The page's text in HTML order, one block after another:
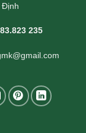
Định
235